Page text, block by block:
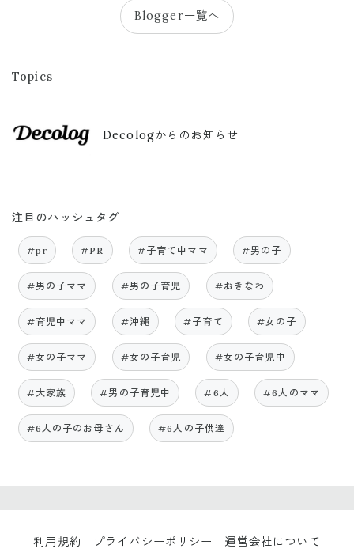
Blogger一覧へ
Topics
Decologからのお知らせ
注目のハッシュタグ
#pr #PR #子育て中ママ #男の子
#男の子ママ #男の子育児 #おきなわ
#育児中ママ #沖縄 #子育て #女の子
#女の子ママ #女の子育児 #女の子育児中
#大家族 #男の子育児中 #6人 #6人のママ
#6人の子のお母さん #6人の子供達
利用規約 プライバシーポリシー 運営会社について